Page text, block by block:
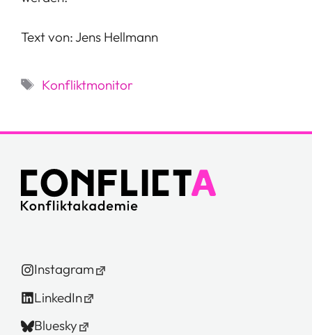
Text von: Jens Hellmann
Schlagwörter
Konfliktmonitor
Instagram
LinkedIn
Bluesky